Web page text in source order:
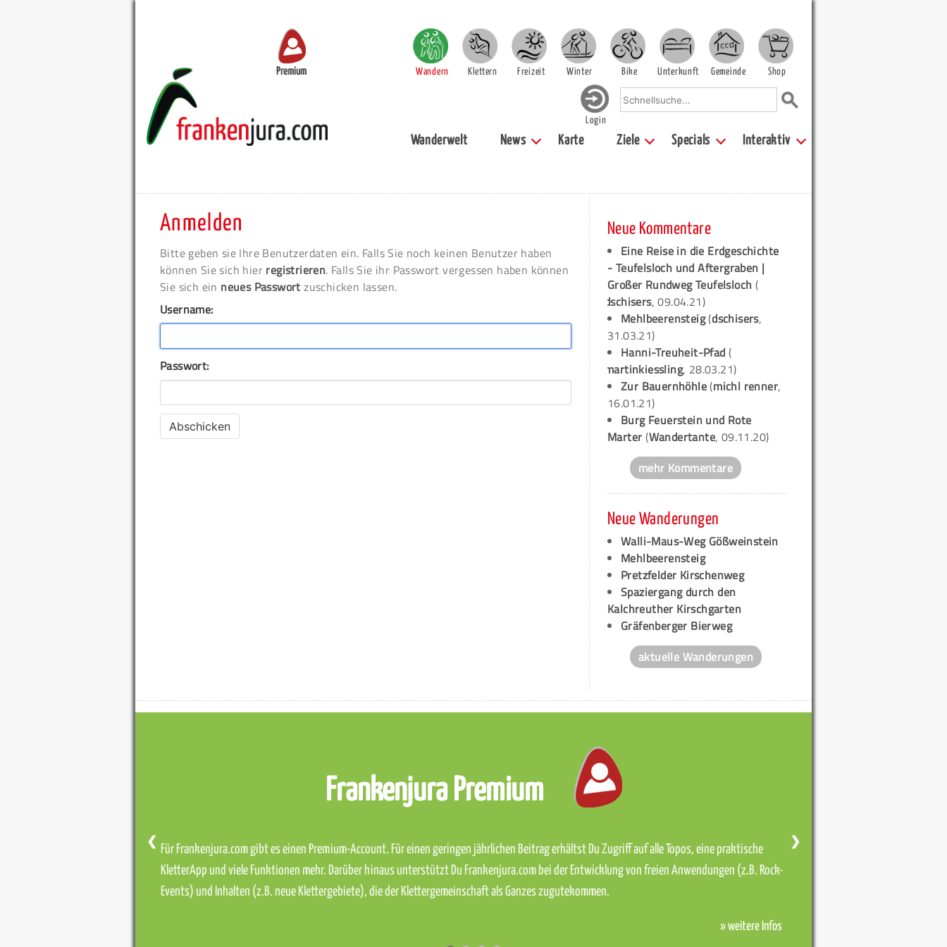
Premium Wandern Klettern Freizeit Winter Bike Unterkunft Gemeinde Shop
Login
Wanderwelt News Karte Ziele Specials Interaktiv
Anmelden
Bitte geben sie Ihre Benutzerdaten ein. Falls Sie noch keinen Benutzer haben
können Sie sich hier registrieren. Falls Sie ihr Passwort vergessen haben können
Sie sich ein neues Passwort zuschicken lassen.
Username:
Passwort:
Neue Kommentare
Eine Reise in die Erdgeschichte
- Teufelsloch und Aftergraben |
Großer Rundweg Teufelsloch (
dschisers, 09.04.21)
Mehlbeerensteig(dschisers,
31.03.21)
Hanni-Treuheit-Pfad (
martinkiessling, 28.03.21)
Zur Bauernhöhle(michl renner,
16.01.21)
Burg Feuerstein und Rote
Marter (Wandertante, 09.11.20)
mehr Kommentare
Neue Wanderungen
Walli-Maus-Weg Gößweinstein
Mehlbeerensteig
Pretzfelder Kirschenweg
Spaziergang durch den
Kalchreuther Kirschgarten
Gräfenberger Bierweg
aktuelle Wanderungen
Frankenjura Premium
Für Frankenjura.com gibt es einen Premium-Account. Für einen geringen jährlichen Beitrag erhältst Du Zugriff auf alle Topos, eine praktische
KletterApp und viele Funktionen mehr. Darüber hinaus unterstützt Du Frankenjura.com bei der Entwicklung von freien Anwendungen (z.B. Rock-
Events) und Inhalten (z.B. neue Klettergebiete), die der Klettergemeinschaft als Ganzes zugutekommen.
» weitere Infos
❮ ❯